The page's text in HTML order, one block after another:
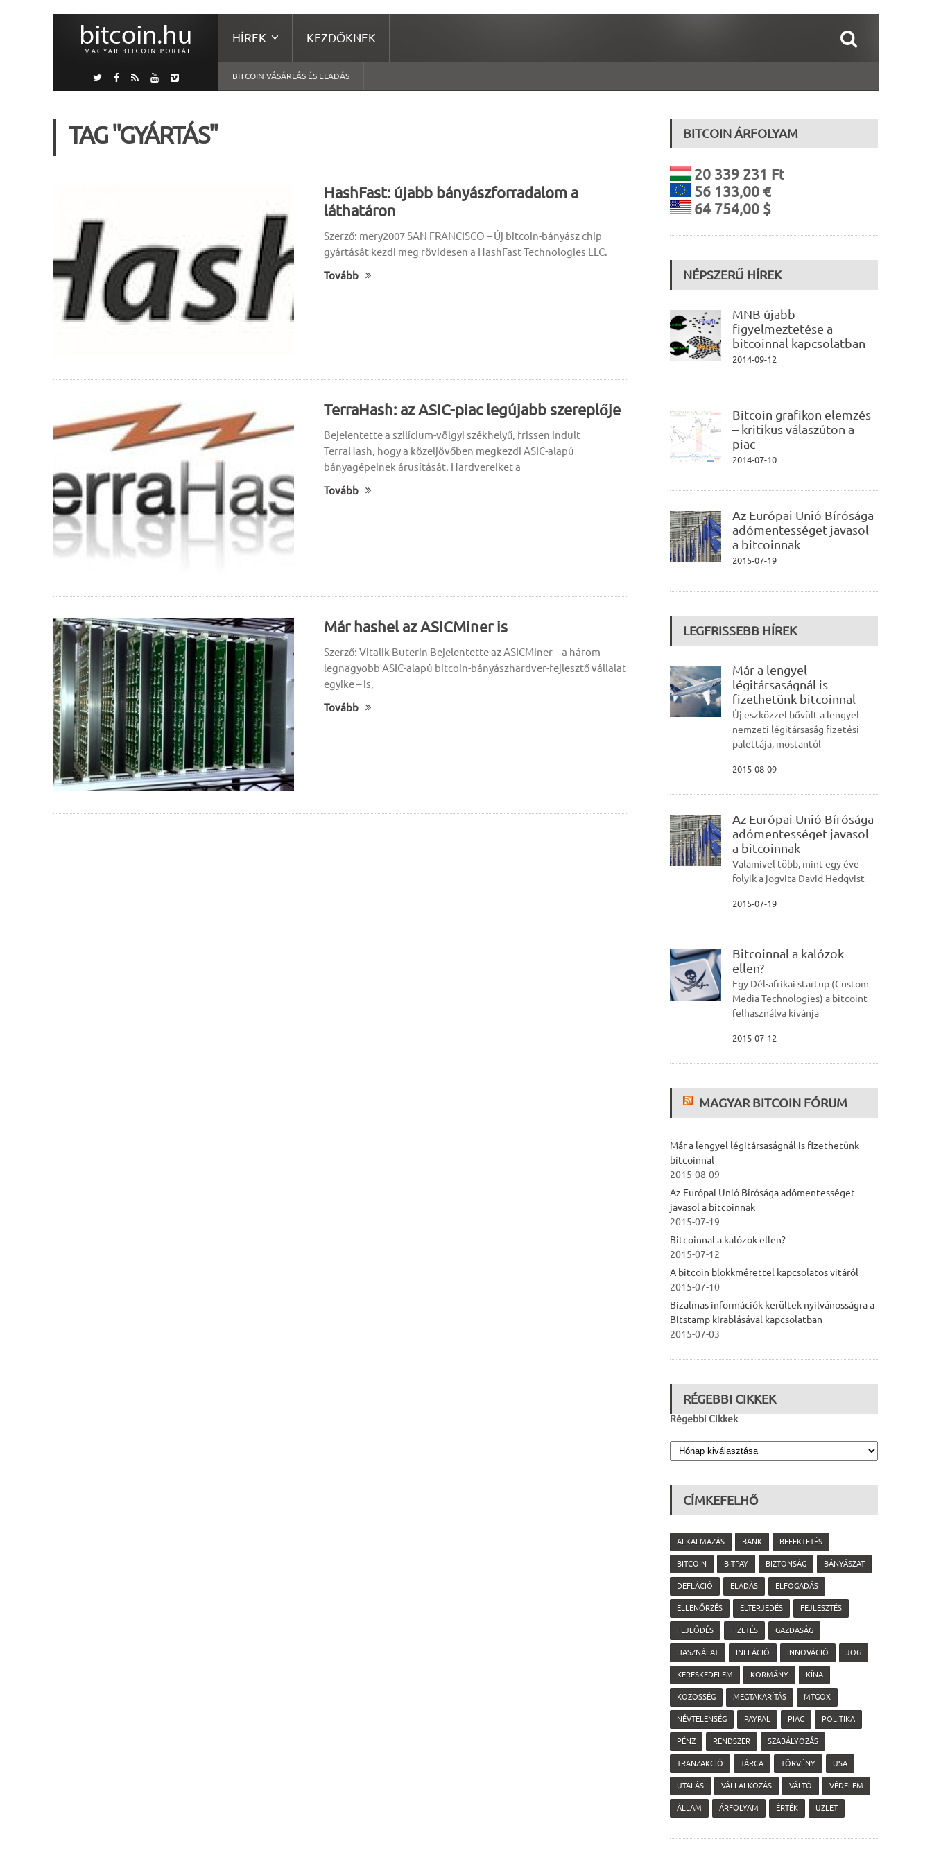
HÍREK KEZDŐKNEK
BITCOIN VÁSÁRLÁS ÉS ELADÁS
TAG "GYÁRTÁS"
HashFast: újabb bányászforradalom a
láthatáron
Szerző: mery2007 SAN FRANCISCO – Új bitcoin-bányász chip
gyártását kezdi meg rövidesen a HashFast Technologies LLC.
Tovább
TerraHash: az ASIC-piac legújabb szereplője
Bejelentette a szilícium-völgyi székhelyű, frissen indult
TerraHash, hogy a közeljövőben megkezdi ASIC-alapú
bányagépeinek árusítását. Hardvereiket a
Tovább
Már hashel az ASICMiner is
Szerző: Vitalik Buterin Bejelentette az ASICMiner – a három
legnagyobb ASIC-alapú bitcoin-bányászhardver-fejlesztő vállalat
egyike – is,
Tovább
BITCOIN ÁRFOLYAM
20 339 231 Ft
56 133,00 €
64 754,00 $
NÉPSZERŰ HÍREK
MNB újabb
figyelmeztetése a
bitcoinnal kapcsolatban
2014-09-12
Bitcoin grafikon elemzés
– kritikus válaszúton a
piac
2014-07-10
Az Európai Unió Bírósága
adómentességet javasol
a bitcoinnak
2015-07-19
LEGFRISSEBB HÍREK
Már a lengyel
légitársaságnál is
fizethetünk bitcoinnal
Új eszközzel bővült a lengyel
nemzeti légitársaság fizetési
palettája, mostantól
2015-08-09
Az Európai Unió Bírósága
adómentességet javasol
a bitcoinnak
Valamivel több, mint egy éve
folyik a jogvita David Hedqvist
2015-07-19
Bitcoinnal a kalózok
ellen?
Egy Dél-afrikai startup (Custom
Media Technologies) a bitcoint
felhasználva kívánja
2015-07-12
MAGYAR BITCOIN FÓRUM
Már a lengyel légitársaságnál is fizethetünk
bitcoinnal
2015-08-09
Az Európai Unió Bírósága adómentességet
javasol a bitcoinnak
2015-07-19
Bitcoinnal a kalózok ellen?
2015-07-12
A bitcoin blokkmérettel kapcsolatos vitáról
2015-07-10
Bizalmas információk kerültek nyilvánosságra a
Bitstamp kirablásával kapcsolatban
2015-07-03
RÉGEBBI CIKKEK
Régebbi Cikkek
CÍMKEFELHŐ
ALKALMAZÁS BANK BEFEKTETÉS
BITCOIN BITPAY BIZTONSÁG BÁNYÁSZAT
DEFLÁCIÓ ELADÁS ELFOGADÁS
ELLENŐRZÉS ELTERJEDÉS FEJLESZTÉS
FEJLŐDÉS FIZETÉS GAZDASÁG
HASZNÁLAT INFLÁCIÓ INNOVÁCIÓ JOG
KERESKEDELEM KORMÁNY KÍNA
KÖZÖSSÉG MEGTAKARÍTÁS MTGOX
NÉVTELENSÉG PAYPAL PIAC POLITIKA
PÉNZ RENDSZER SZABÁLYOZÁS
TRANZAKCIÓ TÁRCA TÖRVÉNY USA
UTALÁS VÁLLALKOZÁS VÁLTÓ VÉDELEM
ÁLLAM ÁRFOLYAM ÉRTÉK ÜZLET